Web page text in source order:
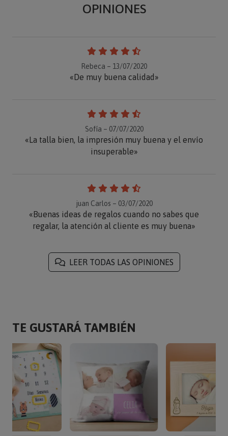
OPINIONES
Rebeca – 13/07/2020
«De muy buena calidad»
Sofía – 07/07/2020
«La talla bien, la impresión muy buena y el envío
insuperable»
juan Carlos – 03/07/2020
«Buenas ideas de regalos cuando no sabes que
regalar, la atención al cliente es muy buena»
LEER TODAS LAS OPINIONES
TE GUSTARÁ TAMBIÉN